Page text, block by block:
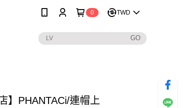
0 TWD
】PHANTACi/連帽上